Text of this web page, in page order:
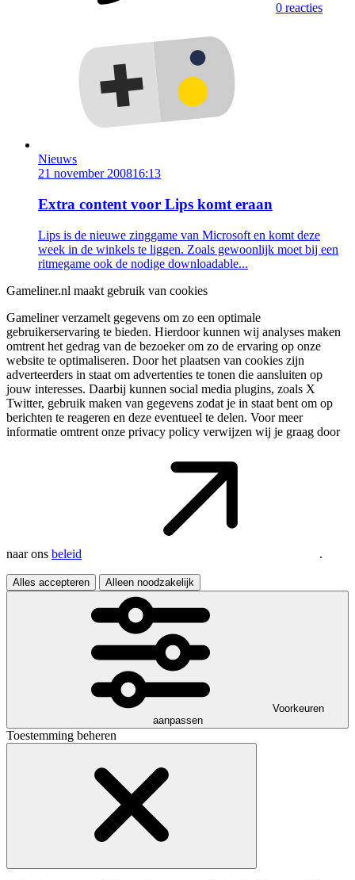
0 reacties
Nieuws
21 november 200816:13
Extra content voor Lips komt eraan
Lips is de nieuwe zinggame van Microsoft en komt deze
week in de winkels te liggen. Zoals gewoonlijk moet bij een
ritmegame ook de nodige downloadable...
Gameliner.nl maakt gebruik van cookies
Gameliner verzamelt gegevens om zo een optimale
gebruikerservaring te bieden. Hierdoor kunnen wij analyses maken
omtrent het gedrag van de bezoeker om zo de ervaring op onze
website te optimaliseren. Door het plaatsen van cookies zijn
adverteerders in staat om advertenties te tonen die aansluiten op
jouw interesses. Daarbij kunnen social media plugins, zoals X
Twitter, gebruik maken van gegevens zodat je in staat bent om op
berichten te reageren en deze eventueel te delen. Voor meer
informatie omtrent onze privacy policy verwijzen wij je graag door
naar ons beleid .
Alles accepteren Alleen noodzakelijk
Voorkeuren
aanpassen
Toestemming beheren